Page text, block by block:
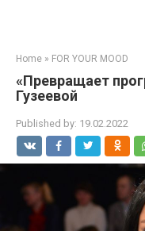
Home » FOR YOUR MOOD
«Превращает
Гузеевой
Published by: 19.02.2022